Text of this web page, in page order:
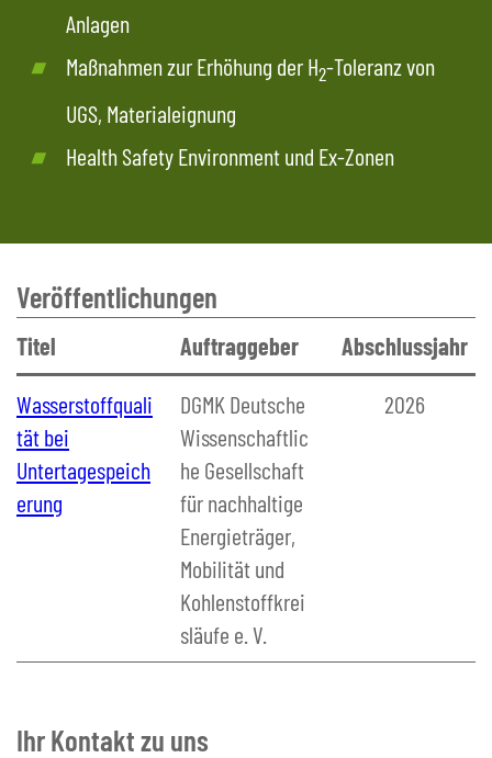
Anlagen
Maßnahmen zur Erhöhung der H2-Toleranz von
UGS, Materialeignung
Health Safety Environment und Ex-Zonen
Veröffentlichungen
Titel Auftraggeber Abschlussjahr
Wasserstoffquali
tät bei
Untertagespeich
erung
DGMK Deutsche
Wissenschaftlic
he Gesellschaft
für nachhaltige
Energieträger,
Mobilität und
Kohlenstoffkrei
släufe e. V.
2026
Ihr Kontakt zu uns